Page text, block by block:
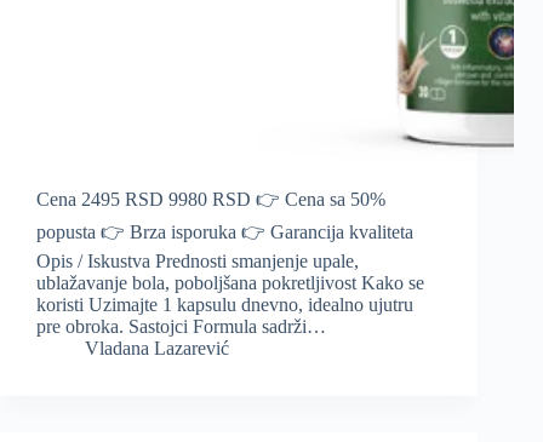
Cena 2495 RSD 9980 RSD 👉 Cena sa 50%
popusta 👉 Brza isporuka 👉 Garancija kvaliteta
Opis / Iskustva Prednosti smanjenje upale,
ublažavanje bola, poboljšana pokretljivost Kako se
koristi Uzimajte 1 kapsulu dnevno, idealno ujutru
pre obroka. Sastojci Formula sadrži…
Vladana Lazarević